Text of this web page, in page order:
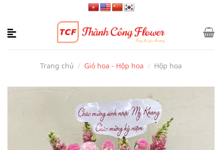
nội
Trang chủ / Giỏ hoa - Hộp hoa / Hộp hoa